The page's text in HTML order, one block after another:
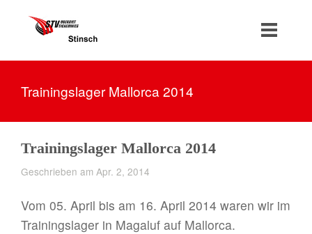
Trainingslager Mallorca 2014
Trainingslager Mallorca 2014
Geschrieben am Apr. 2, 2014
Vom 05. April bis am 16. April 2014 waren wir im
Trainingslager in Magaluf auf Mallorca.